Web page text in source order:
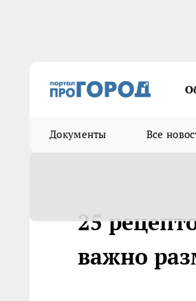
Документы Все
25
важно